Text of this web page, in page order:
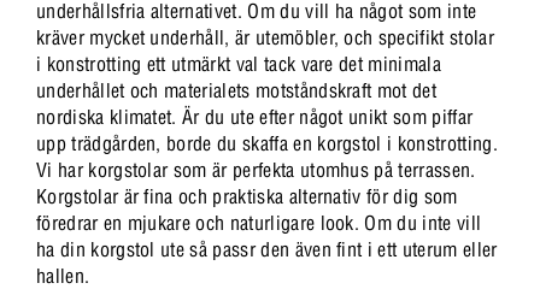
underhållsfria alternativet. Om du vill ha något som inte
kräver mycket underhåll, är utemöbler, och specifikt stolar
i konstrotting ett utmärkt val tack vare det minimala
underhållet och materialets motståndskraft mot det
nordiska klimatet. Är du ute efter något unikt som piffar
upp trädgården, borde du skaffa en korgstol i konstrotting.
Vi har korgstolar som är perfekta utomhus på terrassen.
Korgstolar är fina och praktiska alternativ för dig som
föredrar en mjukare och naturligare look. Om du inte vill
ha din korgstol ute så passr den även fint i ett uterum eller
hallen.